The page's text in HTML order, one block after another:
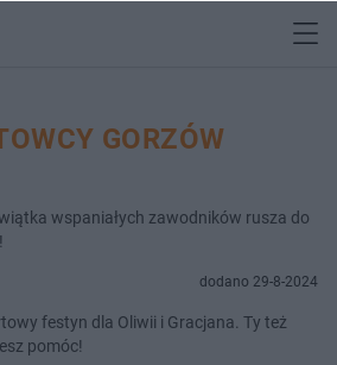
GORZÓW
wspaniałych zawodników rusza do
dodano 29-8-2024
festyn dla Oliwii i Gracjana. Ty też
pomóc!